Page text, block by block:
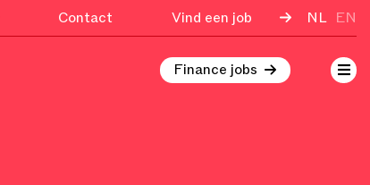
Contact Vind een job NL EN
Finance jobs